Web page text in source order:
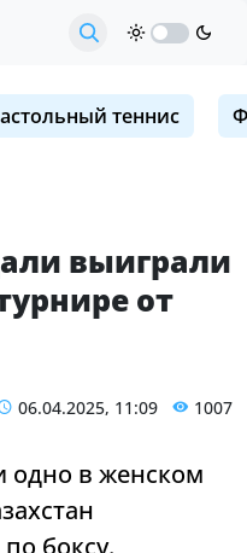
теннис
выиграли
от
06.04.2025, 11:09 1007
одно в женском
боксу.